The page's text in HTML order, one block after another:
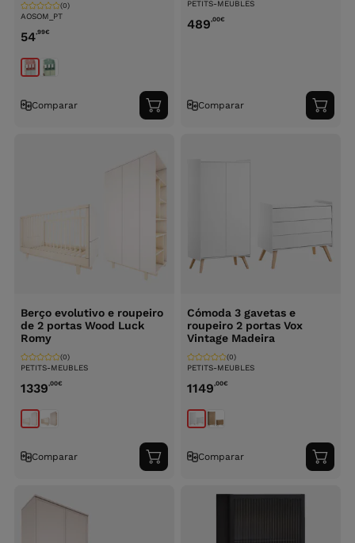
AOSOM_PT
(0)
54,99€
Comparar
Adicionar
ao
PETITS-MEUBLES
489,00€
Comparar
ao
Berço evolutivo e roupeiro
de 2 portas Wood Luck
Romy
PETITS-MEUBLES
(0)
1339,00€
Comparar
Adicionar
ao
Cómoda 3 gavetas e
roupeiro 2 portas Vox
Vintage Madeira
PETITS-MEUBLES
(0)
1149,00€
Comparar
ao